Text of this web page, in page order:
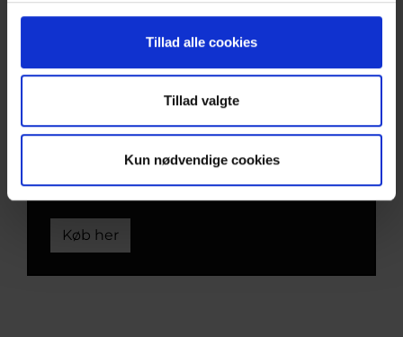
Tillad alle cookies
Tillad valgte
Kun nødvendige cookies
GAVEKORT
Giv et gavekort til gode oplevelser i godt
selskab …
Køb her